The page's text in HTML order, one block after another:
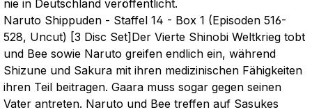
nie in Deutschland veröffentlicht.
Naruto Shippuden - Staffel 14 - Box 1 (Episoden 516-
528, Uncut) [3 Disc Set]Der Vierte Shinobi Weltkrieg tobt
und Bee sowie Naruto greifen endlich ein, während
Shizune und Sakura mit ihren medizinischen Fähigkeiten
ihren Teil beitragen. Gaara muss sogar gegen seinen
Vater antreten. Naruto und Bee treffen auf Sasukes